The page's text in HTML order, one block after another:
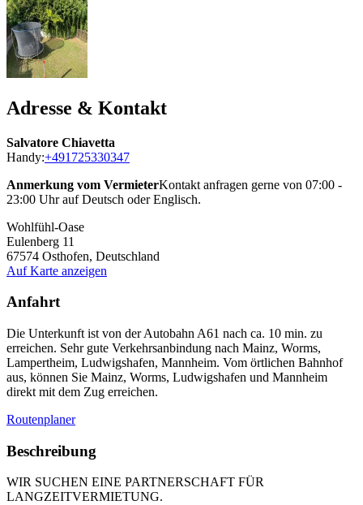
Adresse & Kontakt
Salvatore Chiavetta
Handy:+491725330347
Anmerkung vom VermieterKontakt anfragen gerne von 07:00 -
23:00 Uhr auf Deutsch oder Englisch.
Wohlfühl-Oase
Eulenberg 11
67574 Osthofen, Deutschland
Auf Karte anzeigen
Anfahrt
Die Unterkunft ist von der Autobahn A61 nach ca. 10 min. zu
erreichen. Sehr gute Verkehrsanbindung nach Mainz, Worms,
Lampertheim, Ludwigshafen, Mannheim. Vom örtlichen Bahnhof
aus, können Sie Mainz, Worms, Ludwigshafen und Mannheim
direkt mit dem Zug erreichen.
Routenplaner
Beschreibung
WIR SUCHEN EINE PARTNERSCHAFT FÜR
LANGZEITVERMIETUNG.